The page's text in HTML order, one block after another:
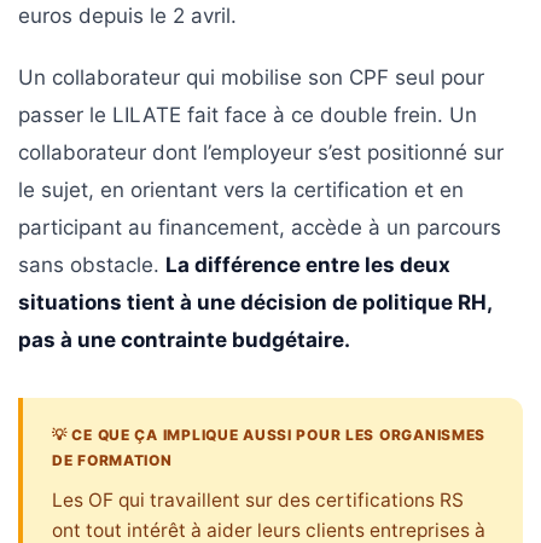
euros depuis le 2 avril.
Un collaborateur qui mobilise son CPF seul pour
passer le LILATE fait face à ce double frein. Un
collaborateur dont l’employeur s’est positionné sur
le sujet, en orientant vers la certification et en
participant au financement, accède à un parcours
sans obstacle. La différence entre les deux
situations tient à une décision de politique RH,
pas à une contrainte budgétaire.
💡 CE QUE ÇA IMPLIQUE AUSSI POUR LES ORGANISMES
DE FORMATION
Les OF qui travaillent sur des certifications RS
ont tout intérêt à aider leurs clients entreprises à